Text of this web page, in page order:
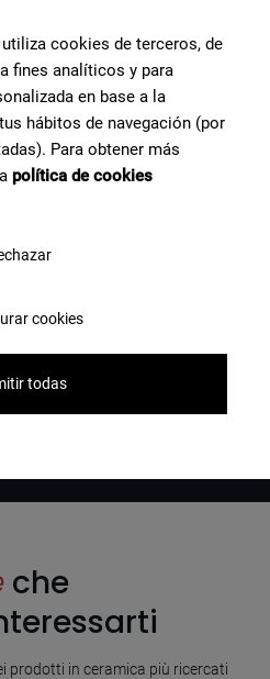
che
prodotti in ceramica più ricercati
cookies de terceros, de
fines analíticos y para
en base a la
hábitos de navegación (por
Para obtener más
política de cookies
cookies
todas